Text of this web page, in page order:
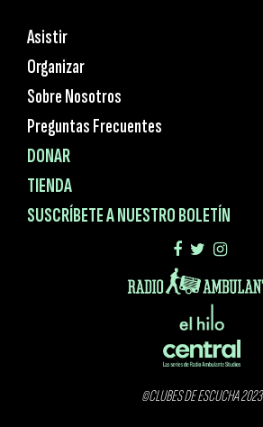
Asistir
Organizar
Sobre Nosotros
Preguntas Frecuentes
DONAR
TIENDA
SUSCRÍBETE A NUESTRO BOLETÍN
©CLUBES DE ESCUCHA 2023